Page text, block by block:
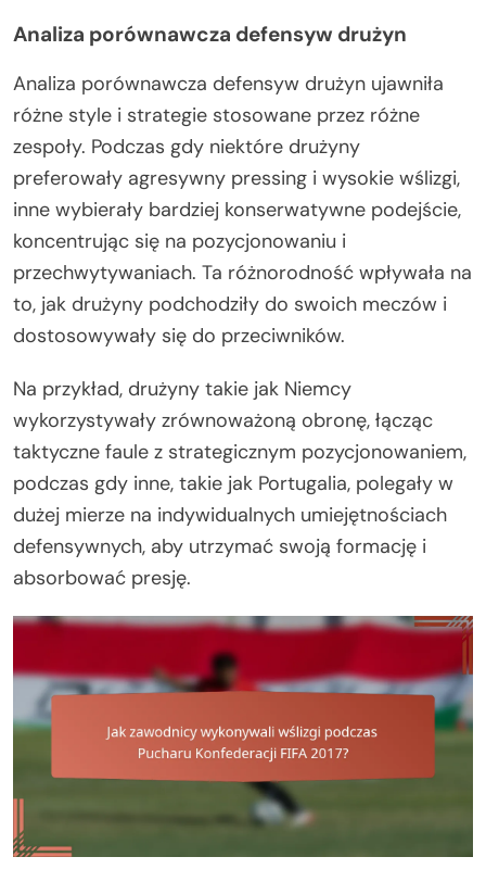
Analiza porównawcza defensyw drużyn
Analiza porównawcza defensyw drużyn ujawniła
różne style i strategie stosowane przez różne
zespoły. Podczas gdy niektóre drużyny
preferowały agresywny pressing i wysokie wślizgi,
inne wybierały bardziej konserwatywne podejście,
koncentrując się na pozycjonowaniu i
przechwytywaniach. Ta różnorodność wpływała na
to, jak drużyny podchodziły do swoich meczów i
dostosowywały się do przeciwników.
Na przykład, drużyny takie jak Niemcy
wykorzystywały zrównoważoną obronę, łącząc
taktyczne faule z strategicznym pozycjonowaniem,
podczas gdy inne, takie jak Portugalia, polegały w
dużej mierze na indywidualnych umiejętnościach
defensywnych, aby utrzymać swoją formację i
absorbować presję.